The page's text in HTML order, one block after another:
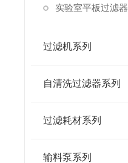
实验室平板过滤器
过滤机系列
自清洗过滤器系列
过滤耗材系列
输料泵系列